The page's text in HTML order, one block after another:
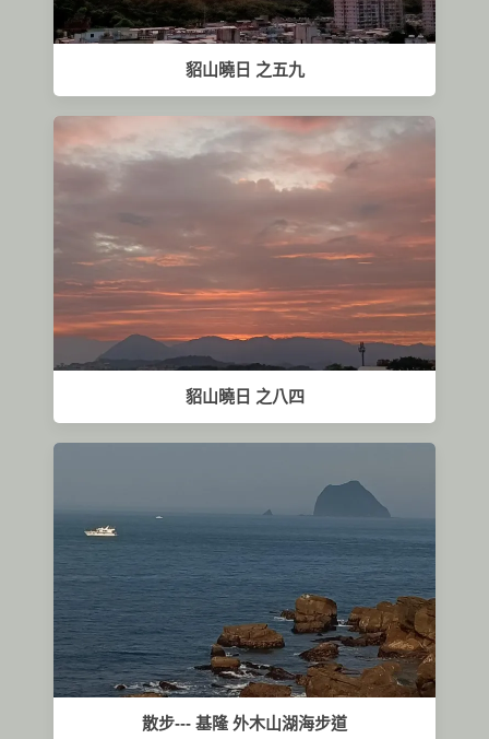
貂山曉日 之五九
貂山曉日 之八四
散步--- 基隆 外木山湖海步道